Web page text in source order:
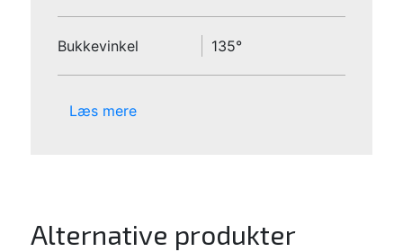
Bukkevinkel 135°
Læs mere
Alternative produkter